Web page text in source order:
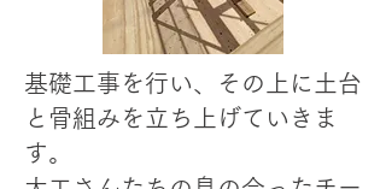
基礎工事を行い、その上に土台
と骨組みを立ち上げていきま
す。